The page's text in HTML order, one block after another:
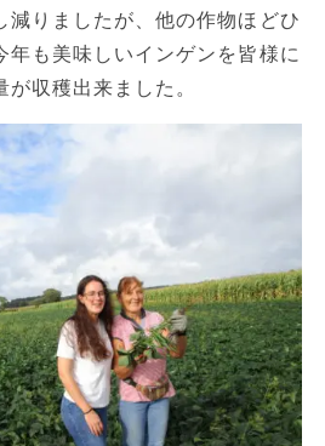
減りましたが、他の作物ほどひ
年も美味しいインゲンを皆様に
収穫出来ました。